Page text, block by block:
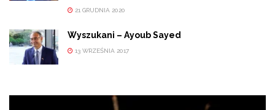
21 GRUDNIA 2020
Wyszukani – Ayoub Sayed
13 WRZEŚNIA 2017